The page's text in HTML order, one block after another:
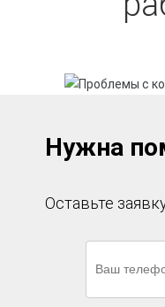
Нужна
Оставьте